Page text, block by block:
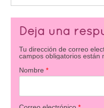
Deja una
Tu dirección de correo
campos obligatorios están
Nombre *